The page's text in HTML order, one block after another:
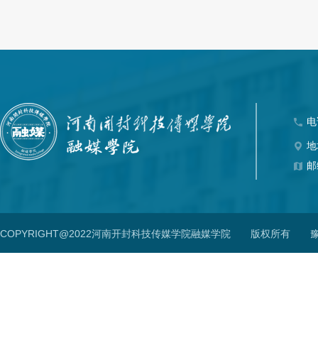
COPYRIGHT@2022河南开封科技传媒学院融媒学院 版权所有